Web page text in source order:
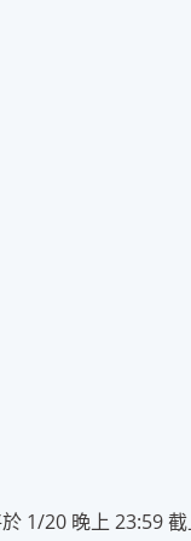
1/20 晚上 23:59